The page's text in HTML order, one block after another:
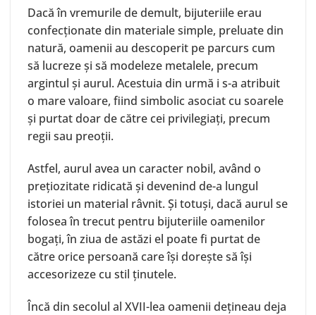
Dacă în vremurile de demult, bijuteriile erau
confecționate din materiale simple, preluate din
natură, oamenii au descoperit pe parcurs cum
să lucreze și să modeleze metalele, precum
argintul și aurul. Acestuia din urmă i s-a atribuit
o mare valoare, fiind simbolic asociat cu soarele
și purtat doar de către cei privilegiați, precum
regii sau preoții.
Astfel, aurul avea un caracter nobil, având o
prețiozitate ridicată și devenind de-a lungul
istoriei un material râvnit. Și totuși, dacă aurul se
folosea în trecut pentru bijuteriile oamenilor
bogați, în ziua de astăzi el poate fi purtat de
către orice persoană care își dorește să își
accesorizeze cu stil ținutele.
Încă din secolul al XVII-lea oamenii dețineau deja